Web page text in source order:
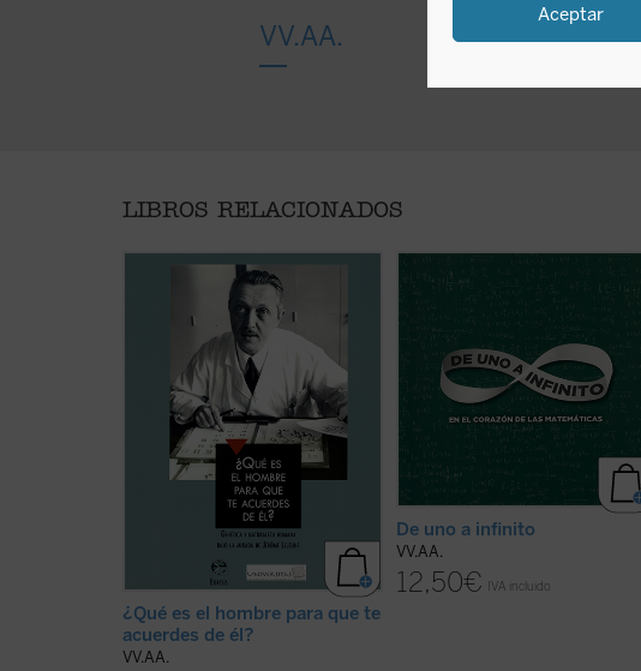
Aceptar
VV.AA.
LIBROS RELACIONADOS
Organizada por: Fondazione
Meeting per l'amicizia fra i popoli
/ Asociación Euresis. Asociación
Universitas. ¿Qué es el hombre
para que te acuerdes de él?,
versión castellana de la muestra
homónima realizada por la
Asociación italiana Euresis para la
promoción y el desarrollo de la
cultura y el trabajo ...(ver ficha)
¿Qué es el hombre para que te
acuerdes de él?
VV.AA.
Organizada por: Fondazione
Universitas. Exposición De uno a
infinito. En el corazón de las
matemáticas Gracias a la
colaboración de Universitas con el
asociación Euresis y con el
Meeting de Rímini, este año ... (ver
ficha)
De uno a infinito
VV.AA.
12,50€ IVA incluido